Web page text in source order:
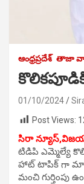
ఆంధ్రప్రదేశ్ తాజా
01/10/2024
Post Views:
సిరా
టిడిపి ఎమ్మెల్యే
హాట్ టాపిక్ గా
మంచి గుర్తింపు